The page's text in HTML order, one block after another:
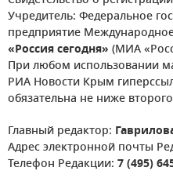
Учредитель: Федеральное
предприятие
«Россия сегодня» (МИА
При любом использовании
РИА Новости Крым
обязательна не ниже
Главный редактор:
Адрес электронной почты
Телефон Редакции: 7 (495)